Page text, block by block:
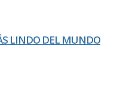
LINDO DEL MUNDO